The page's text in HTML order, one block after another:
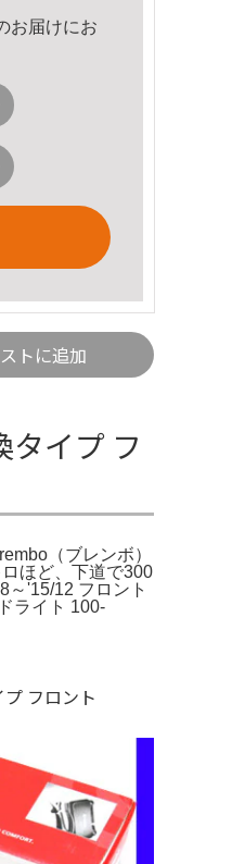
お届けにお
トに追加
イプ フ
（ブレンボ）
ほど、下道で300
'15/12 フロント
ライト 100-